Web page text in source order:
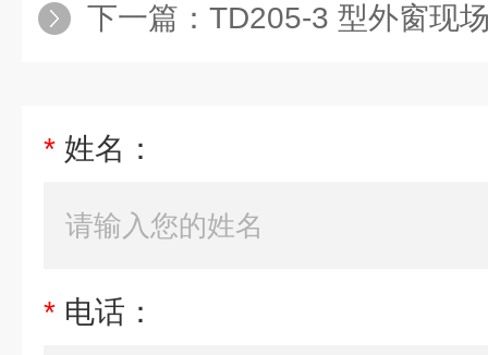
下一篇： TD205-3 型外窗现
* 姓名：
* 电话：